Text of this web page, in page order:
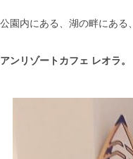
園内にある、湖の畔にある、
ンリゾートカフェ レオラ。